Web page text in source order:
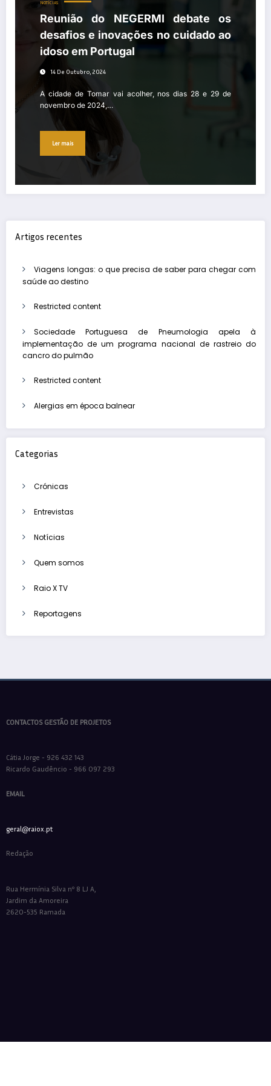
NOTÍCIAS
Reunião do NEGERMI debate os
desafios e inovações no cuidado ao
idoso em Portugal
14 De Outubro, 2024
A cidade de Tomar vai acolher, nos dias 28 e 29 de
novembro de 2024,…
Ler mais
Artigos recentes
Viagens longas: o que precisa de saber para chegar com
saúde ao destino
Restricted content
Sociedade Portuguesa de Pneumologia apela à
implementação de um programa nacional de rastreio do
cancro do pulmão
Restricted content
Alergias em época balnear
Categorias
Crónicas
Entrevistas
Notícias
Quem somos
Raio X TV
Reportagens
CONTACTOS GESTÃO DE PROJETOS
Cátia Jorge - 926 432 143
Ricardo Gaudêncio - 966 097 293
EMAIL
geral@raiox.pt
Redação
Rua Hermínia Silva nº 8 LJ A,
Jardim da Amoreira
2620-535 Ramada